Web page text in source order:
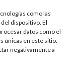
como las
dispositivo. El
datos como el
únicas en este sitio.
negativamente a